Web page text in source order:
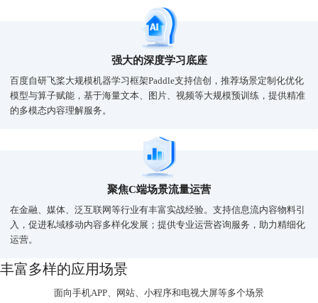
强大的深度学习底座
百度自研飞桨大规模机器学习框架Paddle支持信创，推荐场景定制化优化
模型与算子赋能，基于海量文本、图片、视频等大规模预训练，提供精准
的多模态内容理解服务。
聚焦C端场景流量运营
在金融、媒体、泛互联网等行业有丰富实战经验。支持信息流内容物料引
入，促进私域移动内容多样化发展；提供专业运营咨询服务，助力精细化
运营。
丰富多样的应用场景
面向手机APP、网站、小程序和电视大屏等多个场景